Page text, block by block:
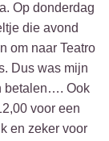
Op donderdag
die avond
om naar Teatro
Dus was mijn
betalen…. Ook
voor een
en zeker voor